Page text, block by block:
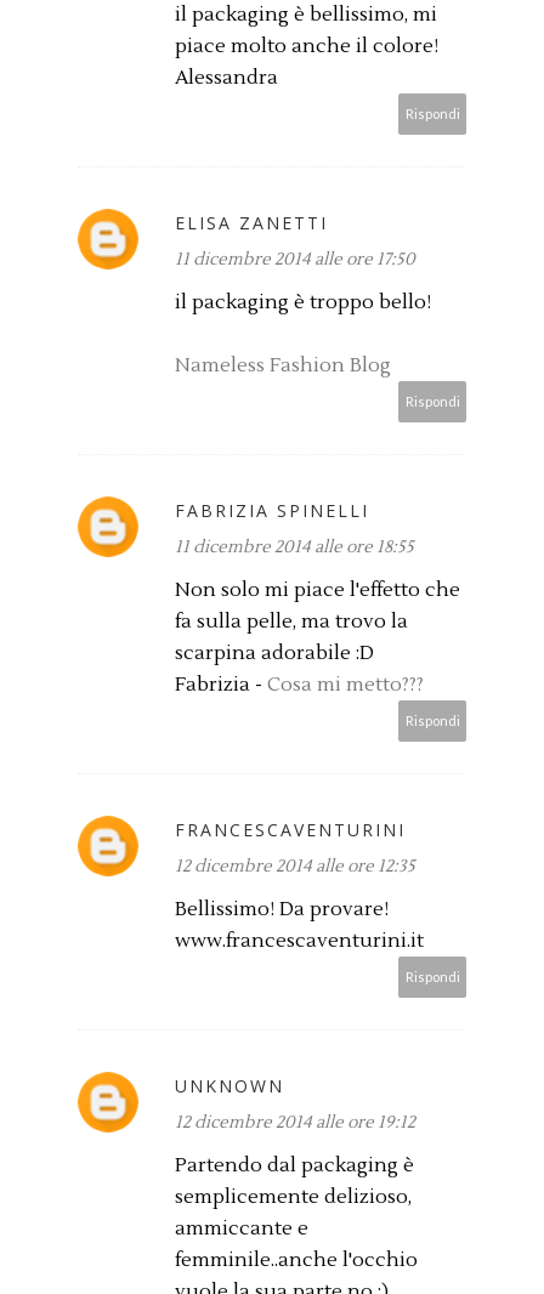
il packaging è bellissimo, mi
piace molto anche il colore!
Alessandra
Rispondi
ELISA ZANETTI
11 dicembre 2014 alle ore 17:50
il packaging è troppo bello!
Nameless Fashion Blog
Rispondi
FABRIZIA SPINELLI
11 dicembre 2014 alle ore 18:55
Non solo mi piace l'effetto che
fa sulla pelle, ma trovo la
scarpina adorabile :D
Fabrizia - Cosa mi metto???
Rispondi
FRANCESCAVENTURINI
12 dicembre 2014 alle ore 12:35
Bellissimo! Da provare!
www.francescaventurini.it
Rispondi
UNKNOWN
12 dicembre 2014 alle ore 19:12
Partendo dal packaging è
semplicemente delizioso,
ammiccante e
femminile..anche l'occhio